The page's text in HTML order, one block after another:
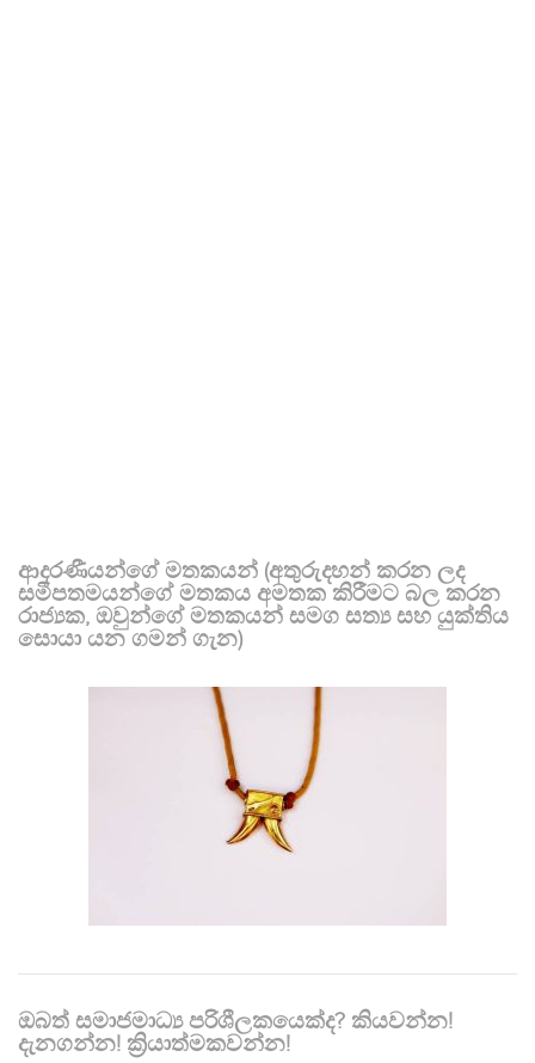
ආදරණීයන්ගේ මතකයන් (අතුරුදහන් කරන ලද
සමීපතමයන්ගේ මතකය අමතක කිරීමට බල කරන
රාජ්‍යක, ඔවුන්ගේ මතකයන් සමග සත්‍ය සහ යුක්තිය
සොයා යන ගමන් ගැන)
ඔබත් සමාජමාධ්‍ය පරිශීලකයෙක්ද? කියවන්න!
දැනගන්න! ක්‍රියාත්මකවන්න!